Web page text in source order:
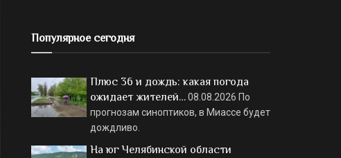
Популярное сегодня
Плюс 36 и дождь: какая погода
ожидает жителей…08.08.2026 По
прогнозам синоптиков, в Миассе будет
дождливо.
На юг Челябинской области